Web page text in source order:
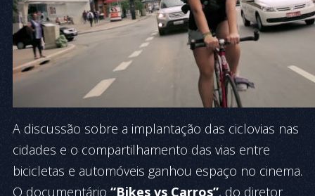
A discussão sobre a implantação das ciclovias nas
cidades e o compartilhamento das vias entre
bicicletas e automóveis ganhou espaço no cinema.
O documentário “Bikes vs Carros”, do diretor